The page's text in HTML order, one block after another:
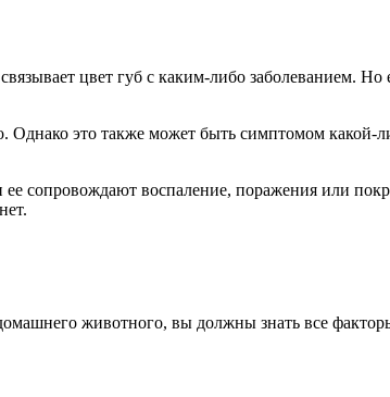
цвет губ с каким-либо заболеванием.
это также может быть симптомом какой-
сопровождают воспаление, поражения или
животного, вы должны знать все